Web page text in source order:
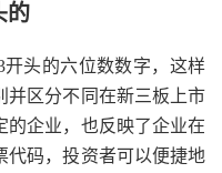
的
头的六位数数字，这样
并区分不同在新三板上市
的企业，也反映了企业在
代码，投资者可以便捷地